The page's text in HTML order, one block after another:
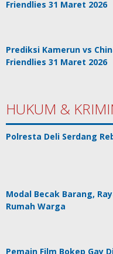
Friendlies 31 Maret 2026
Prediksi Kamerun vs
Friendlies 31 Maret 2026
HUKUM &
Polresta Deli Serdang
Modal Becak Barang,
Rumah Warga
Pemain Film Bokep Gay